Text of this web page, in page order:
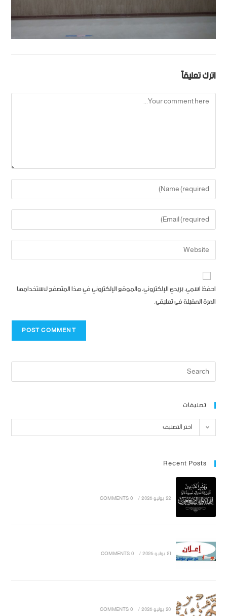
اترك تعليقاً
احفظ اسمي، بريدي الإلكتروني، والموقع الإلكتروني في هذا المتصفح لاستخدامها
المرة المقبلة في تعليقي.
تصنيفات
اختر التصنيف
Recent Posts
22 يوليو 2026 /
0 COMMENTS
21 يوليو 2026 /
0 COMMENTS
20 يوليو 2026 /
0 COMMENTS